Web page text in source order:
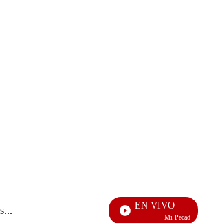
Entrada
de
EN VIVO
Mi Pecado